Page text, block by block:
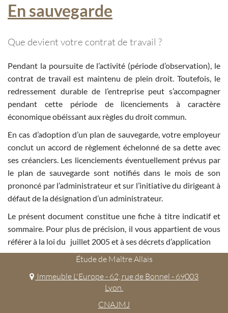
En sauvegarde
Que devient votre contrat de travail ?
Pendant la poursuite de l’activité (période d’observation), le
contrat de travail est maintenu de plein droit. Toutefois, le
redressement durable de l’entreprise peut s’accompagner
pendant cette période de licenciements à caractère
économique obéissant aux règles du droit commun.
En cas d’adoption d’un plan de sauvegarde, votre employeur
conclut un accord de règlement échelonné de sa dette avec
ses créanciers. Les licenciements éventuellement prévus par
le plan de sauvegarde sont notifiés dans le mois de son
prononcé par l’administrateur et sur l’initiative du dirigeant à
défaut de la désignation d’un administrateur.
Le présent document constitue une fiche à titre indicatif et
sommaire. Pour plus de précision, il vous appartient de vous
référer à la loi du juillet 2005 et à ses décrets d’application
Étude de Maître Allais
Immeuble L'Europe - 62, rue de Bonnel - 69003
Lyon.
CNAJMJ